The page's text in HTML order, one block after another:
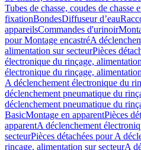
Tubes de chasse, coudes de chasse
fixationBondesDiffuseur d’eau
appareilsCommandes d'urinoir
pour Montage encastréA
alimentation sur secteurPièces
électronique du rinçage,
électronique du rinçage,
A déclenchement électronique du
déclenchement pneumatique du
déclenchement pneumatique du
BasicMontage en apparentPièces
apparentA déclenchement
secteurPièces détachées pour A
rinçage, alimentation sur secteurA